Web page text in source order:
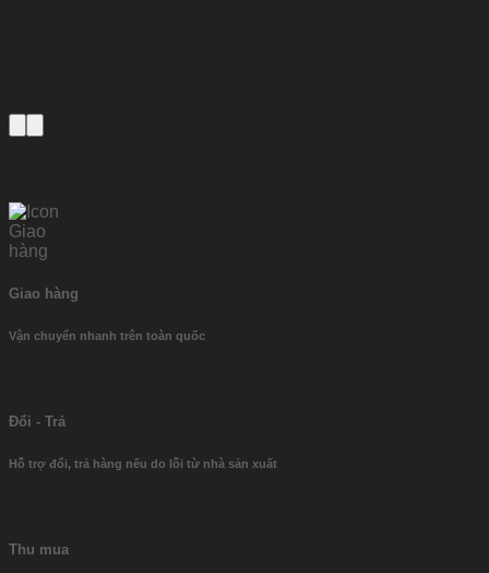
Giao hàng
Vận chuyển nhanh trên toàn quốc
Đổi - Trả
Hỗ trợ đổi, trả hàng nếu do lỗi từ nhà sản xuất
Thu mua